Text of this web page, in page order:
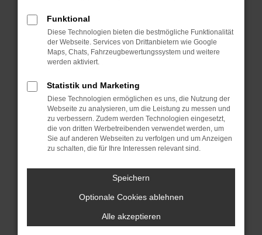
deine Suchmaschine?
Prüfe deine Browsererweiterungen.
Manche Erweiterungen, wie Werbeblocker,
können das Laden bestimmter Seiten
anderen Browser oder in einem privaten
Fenster?
Starte dein Gerät neu.
Das kann manchmal helfen,
vorübergehende Probleme zu beheben.
Stelle sicher, dass dein Browser und dein
Betriebssystem auf dem neuesten Stand
Veraltete Software birgt nicht nur ein
Sicherheitsrisiko, sondern kann auch dazu
Funktional
Diese Technologien bieten die bestmögliche Funktionalität
der Webseite. Services von Drittanbietern wie Google
Maps, Chats, Fahrzeugbewertungssystem und weitere
werden aktiviert.
Statistik und Marketing
Diese Technologien ermöglichen es uns, die Nutzung der
Webseite zu analysieren, um die Leistung zu messen und
zu verbessern. Zudem werden Technologien eingesetzt,
die von dritten Werbetreibenden verwendet werden, um
Sie auf anderen Webseiten zu verfolgen und um Anzeigen
zu schalten, die für Ihre Interessen relevant sind.
Speichern
Optionale Cookies ablehnen
Alle akzeptieren